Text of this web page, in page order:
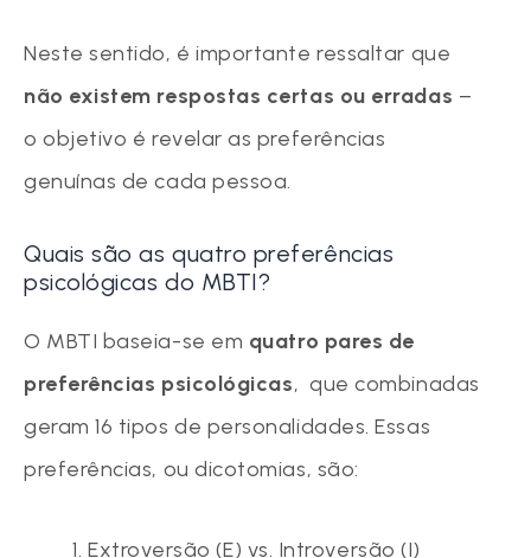
Neste sentido, é importante ressaltar que
não existem respostas certas ou erradas –
o objetivo é revelar as preferências
genuínas de cada pessoa.
Quais são as quatro preferências
psicológicas do MBTI?
O MBTI baseia-se em quatro pares de
preferências psicológicas, que combinadas
geram 16 tipos de personalidades. Essas
preferências, ou dicotomias, são:
Extroversão (E) vs. Introversão (I)